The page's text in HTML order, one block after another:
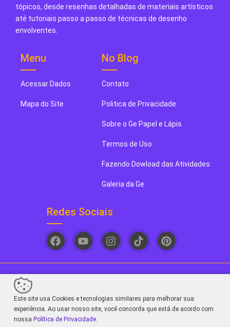
tópicos, desde resenhas detalhadas de materiais artísticos
até tutoriais passo a passo de técnicas de desenho
envolventes.
Menu
Acessar Dados
Mapa do Site
No Blog
Contato
Politica de Privacidade
Sobre o Ge Papel e Lápis
Termos de Uso
Fazendo Dowload das Atividades
Galeria da Ge
Redes Sociais
Este site usa Cookies e tecnologias similares para melhorar sua
experiência. Ao usar nosso site, você concorda que está de acordo com
nossa Política de Privacidade.
Sair da versão mobile